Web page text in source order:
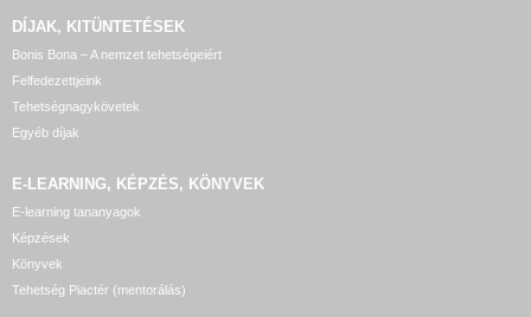
DÍJAK, KITÜNTETÉSEK
Bonis Bona – A nemzet tehetségeiért
Felfedezettjeink
Tehetségnagykövetek
Egyéb díjak
E-LEARNING, KÉPZÉS, KÖNYVEK
E-learning tananyagok
Képzések
Könyvek
Tehetség Piactér (mentorálás)